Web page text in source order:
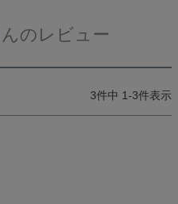
のレビュー
3件中 1-3件表示